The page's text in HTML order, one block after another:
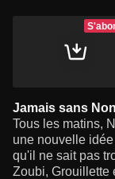
Jamais sans
Tous les matins,
une nouvelle
qu'il ne sait pas
Zoubi, Grouillette